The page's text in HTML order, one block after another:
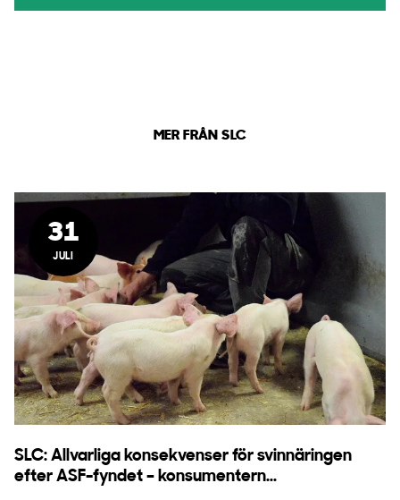
MER FRÅN SLC
31
JULI
SLC: Allvarliga konsekvenser för svinnäringen
efter ASF-fyndet – konsumentern...